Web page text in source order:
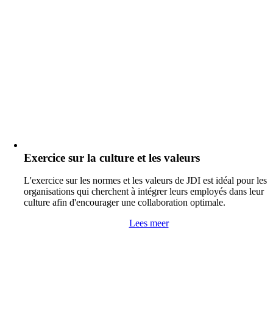
Exercice sur la culture et les valeurs
L'exercice sur les normes et les valeurs de JDI est idéal pour les
organisations qui cherchent à intégrer leurs employés dans leur
culture afin d'encourager une collaboration optimale.
Lees meer